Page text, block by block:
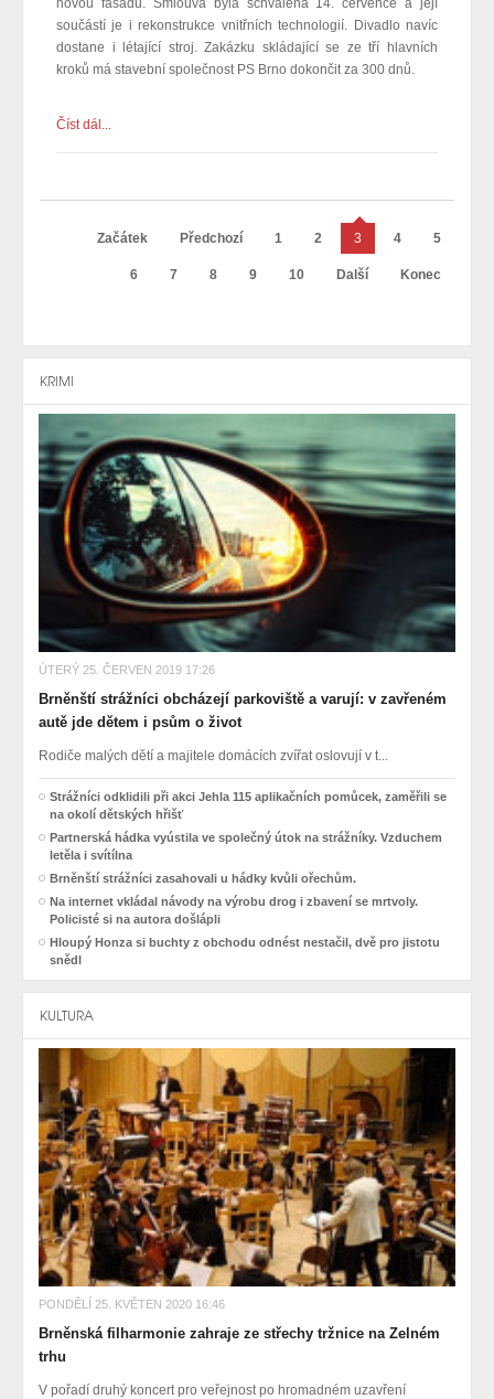
novou fasádu. Smlouva byla schválena 14. července a její
součástí je i rekonstrukce vnitřních technologií. Divadlo navíc
dostane i létající stroj. Zakázku skládající se ze tří hlavních
kroků má stavební společnost PS Brno dokončit za 300 dnů.
Číst dál...
Začátek Předchozí 1 2 3 4 5
6 7 8 9 10 Další Konec
KRIMI
ÚTERÝ 25. ČERVEN 2019 17:26
Brněnští strážníci obcházejí parkoviště a varují: v zavřeném
autě jde dětem i psům o život
Rodiče malých dětí a majitele domácích zvířat oslovují v t...
Strážníci odklidili při akci Jehla 115 aplikačních pomůcek, zaměřili se
na okolí dětských hřišť
Partnerská hádka vyústila ve společný útok na strážníky. Vzduchem
letěla i svítílna
Brněnští strážníci zasahovali u hádky kvůli ořechům.
Na internet vkládal návody na výrobu drog i zbavení se mrtvoly.
Policisté si na autora došlápli
Hloupý Honza si buchty z obchodu odnést nestačil, dvě pro jistotu
snědl
KULTURA
PONDĚLÍ 25. KVĚTEN 2020 16:46
Brněnská filharmonie zahraje ze střechy tržnice na Zelném
trhu
V pořadí druhý koncert pro veřejnost po hromadném uzavření